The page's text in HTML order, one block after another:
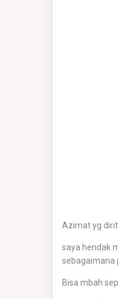
Azimat yg
saya hendak
sebagaimana
Bisa mbah